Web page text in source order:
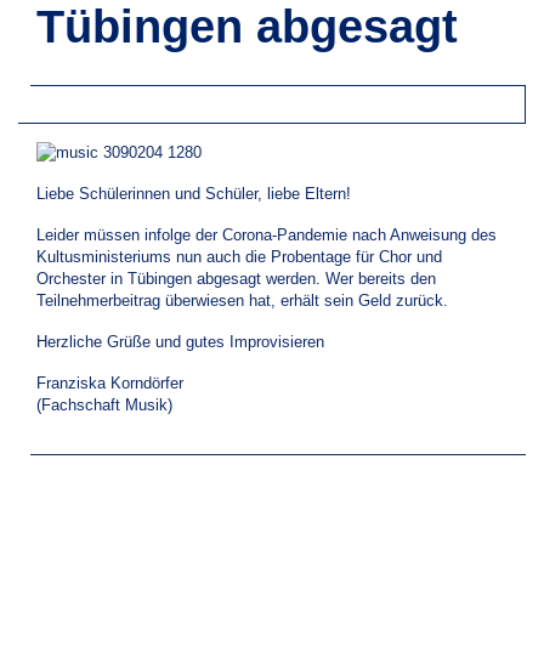
Tübingen abgesagt
Liebe Schülerinnen und Schüler, liebe Eltern!
Leider müssen infolge der Corona-Pandemie nach Anweisung des
Kultusministeriums nun auch die Probentage für Chor und
Orchester in Tübingen abgesagt werden. Wer bereits den
Teilnehmerbeitrag überwiesen hat, erhält sein Geld zurück.
Herzliche Grüße und gutes Improvisieren
Franziska Korndörfer
(Fachschaft Musik)